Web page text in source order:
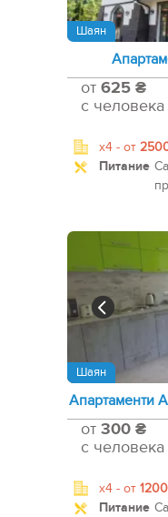
Шаян
от 625 ₴
с человека
x4 - от
Питание
Шаян
Апартаменти
от 300 ₴
с человека
x4 - от 1200
Питание